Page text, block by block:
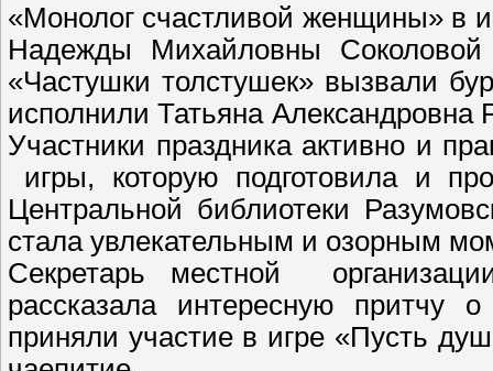
«Монолог счастливой женщины» в
Надежды Михайловны Соколовой
«Частушки толстушек» вызвали
исполнили Татьяна
Участники праздника активно и
игры, которую подготовила и
Центральной библиотеки
стала увлекательным и озорным
Секретарь местной
рассказала интересную притчу
приняли участие в игре «Пусть